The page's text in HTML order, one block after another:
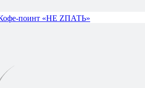
Кофе-поинт «НЕ ZПАТЬ»